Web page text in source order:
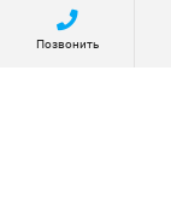
Позвонить